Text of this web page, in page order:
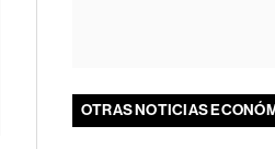
OTRAS NOTICIAS